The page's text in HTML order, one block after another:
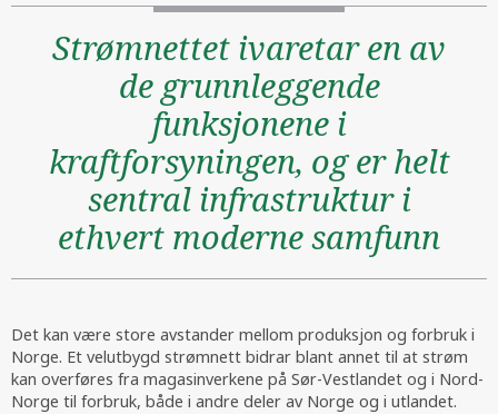
Strømnettet ivaretar en av
de grunnleggende
funksjonene i
kraftforsyningen, og er helt
sentral infrastruktur i
ethvert moderne samfunn
Det kan være store avstander mellom produksjon og forbruk i
Norge. Et velutbygd strømnett bidrar blant annet til at strøm
kan overføres fra magasinverkene på Sør-Vestlandet og i Nord-
Norge til forbruk, både i andre deler av Norge og i utlandet.